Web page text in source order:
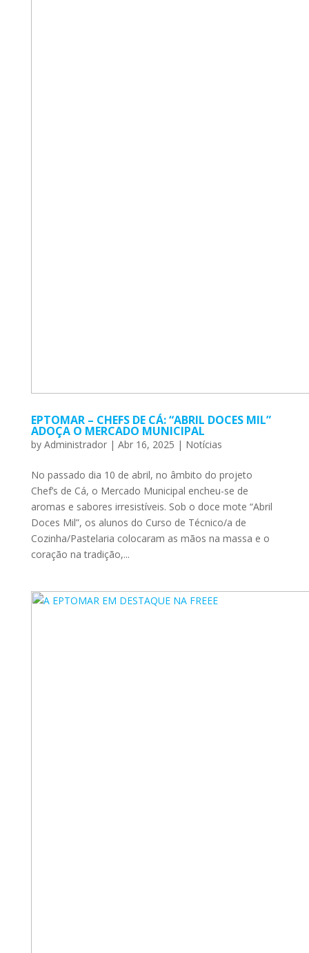
EPTOMAR – CHEFS DE CÁ: “ABRIL DOCES MIL”
ADOÇA O MERCADO MUNICIPAL
by Administrador| Abr 16, 2025 | Notícias
No passado dia 10 de abril, no âmbito do projeto
Chef’s de Cá, o Mercado Municipal encheu-se de
aromas e sabores irresistíveis. Sob o doce mote “Abril
Doces Mil”, os alunos do Curso de Técnico/a de
Cozinha/Pastelaria colocaram as mãos na massa e o
coração na tradição,...